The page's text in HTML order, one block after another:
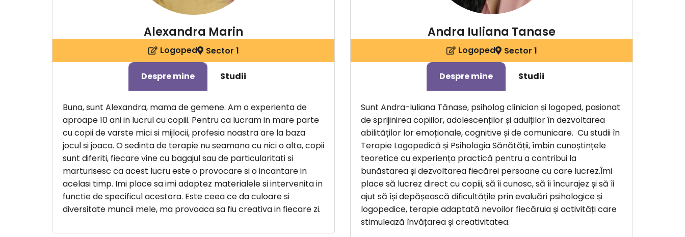
Alexandra Marin
Logoped Sector 1
Despre mine Studii
Buna, sunt Alexandra, mama de gemene. Am o experienta de
aproape 10 ani in lucrul cu copiii. Pentru ca lucram in mare parte
cu copii de varste mici si mijlocii, profesia noastra are la baza
jocul si joaca. O sedinta de terapie nu seamana cu nici o alta, copii
sunt diferiti, fiecare vine cu bagajul sau de particularitati si
marturisesc ca acest lucru este o provocare si o incantare in
acelasi timp. Imi place sa imi adaptez materialele si intervenita in
functie de specificul acestora. Este ceea ce da culoare si
diversitate muncii mele, ma provoaca sa fiu creativa in fiecare zi.
Andra Iuliana Tanase
Logoped Sector 1
Despre mine Studii
Sunt Andra-Iuliana Tănase, psiholog clinician și logoped, pasionat
de sprijinirea copiilor, adolescenților și adulților în dezvoltarea
abilităților lor emoționale, cognitive și de comunicare. Cu studii în
Terapie Logopedică și Psihologia Sănătății, îmbin cunoștințele
teoretice cu experiența practică pentru a contribui la
bunăstarea și dezvoltarea fiecărei persoane cu care lucrez.Îmi
place să lucrez direct cu copiii, să îi cunosc, să îi încurajez și să îi
ajut să își depășească dificultățile prin evaluări psihologice și
logopedice, terapie adaptată nevoilor fiecăruia și activități care
stimulează învățarea și creativitatea.